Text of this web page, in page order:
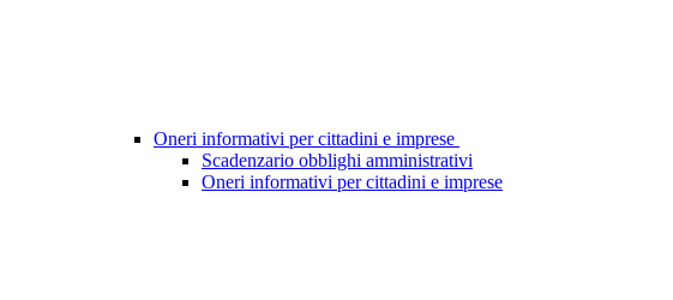
Oneri informativi per cittadini e imprese
Scadenzario obblighi amministrativi
Oneri informativi per cittadini e imprese